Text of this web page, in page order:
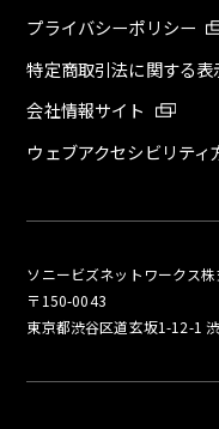
プライバシーポリシー
特定商取引法に関する表
会社情報サイト
ウェブアクセシビリティ
ソニービズネットワークス
〒150-0043
東京都渋谷区道玄坂1-12-1